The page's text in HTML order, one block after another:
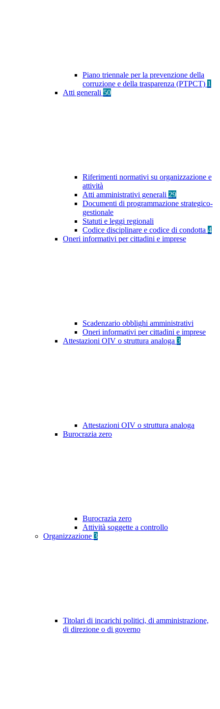
Piano triennale per la prevenzione della
corruzione e della trasparenza (PTPCT) 1
Atti generali 50
Riferimenti normativi su organizzazione e
attività
Atti amministrativi generali 29
Documenti di programmazione strategico-
gestionale
Statuti e leggi regionali
Codice disciplinare e codice di condotta 4
Oneri informativi per cittadini e imprese
Scadenzario obblighi amministrativi
Oneri informativi per cittadini e imprese
Attestazioni OIV o struttura analoga 3
Attestazioni OIV o struttura analoga
Burocrazia zero
Burocrazia zero
Attività soggette a controllo
Organizzazione 3
Titolari di incarichi politici, di amministrazione,
di direzione o di governo